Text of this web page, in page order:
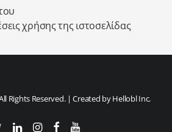
χρήσης της ιστοσελίδας
Rights Reserved. | Created byHellobl Inc.